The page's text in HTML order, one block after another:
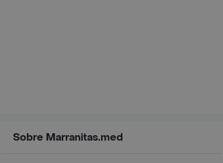
Sobre Marranitas.med